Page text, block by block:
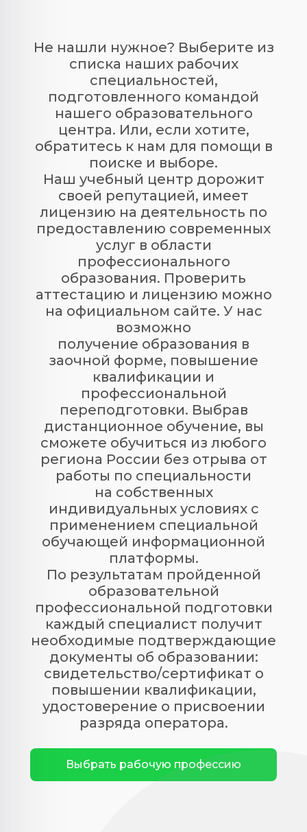
Не нашли нужное? Выберите из
списка наших рабочих
специальностей,
подготовленного командой
нашего образовательного
центра. Или, если хотите,
обратитесь к нам для помощи в
поиске и выборе.
Наш учебный центр дорожит
своей репутацией, имеет
лицензию на деятельность по
предоставлению современных
услуг в области
профессионального
образования. Проверить
аттестацию и лицензию можно
на официальном сайте. У нас
возможно
получение образования в
заочной форме, повышение
квалификации и
профессиональной
переподготовки. Выбрав
дистанционное обучение, вы
сможете обучиться из любого
региона России без отрыва от
работы по специальности
на собственных
индивидуальных условиях с
применением специальной
обучающей информационной
платформы.
По результатам пройденной
образовательной
профессиональной подготовки
каждый специалист получит
необходимые подтверждающие
документы об образовании:
свидетельство/сертификат о
повышении квалификации,
удостоверение о присвоении
разряда оператора.
Выбрать рабочую профессию